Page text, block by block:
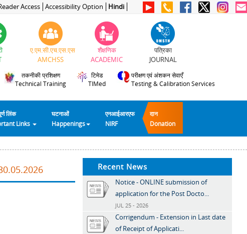
Access Accessibility Option Hindi
ए.एम.सी.एच.एस.एस
AMCHSS
शैक्षणिक
ACADEMIC
पत्रिका
JOURNAL
तकनीकी प्रशिक्षण
Technical Training
टिमेड
TIMed
परीक्षण एवं अंशकन सेवाएँ
Testing & Calibration Services
लिंक
Links
घटनाओं
Happenings
एनआईआरएफ
NIRF
दान
Donation
Recent News
Notice - ONLINE submission of
application for the Post Docto...
JUL 25 - 2026
Corrigendum - Extension in Last date
of Receipt of Applicati...